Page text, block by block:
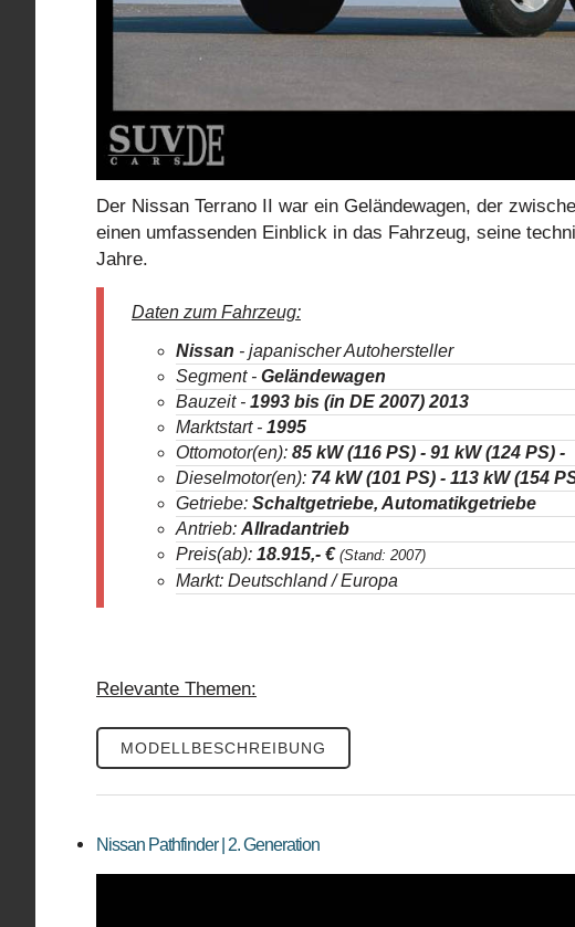
Der Nissan Terrano II war ein Geländewagen, der
einen umfassenden Einblick in das Fahrzeug, seine
Jahre.
Daten zum Fahrzeug:
Nissan - japanischer Autohersteller
Segment - Geländewagen
Bauzeit - 1993 bis (in DE 2007) 2013
Marktstart - 1995
Ottomotor(en): 85 kW (116 PS) - 91 kW (124 PS) -
Dieselmotor(en): 74 kW (101 PS) - 113 kW (154
Getriebe: Schaltgetriebe, Automatikgetriebe
Antrieb: Allradantrieb
Preis(ab): 18.915,- € (Stand: 2007)
Markt: Deutschland / Europa
Relevante Themen:
MODELLBESCHREIBUNG
Nissan Pathfinder | 2. Generation